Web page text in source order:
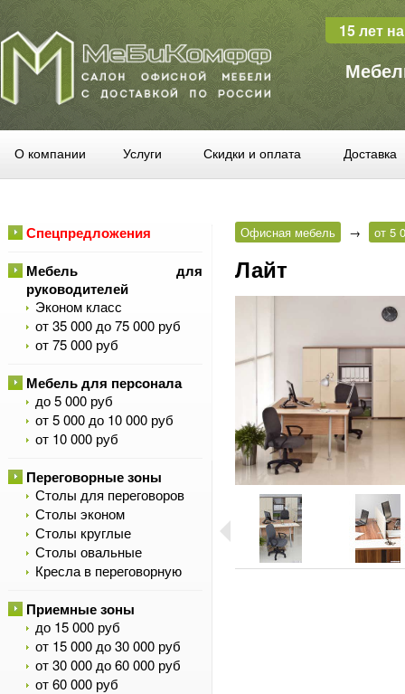
15 лет
О компании Услуги Скидки и оплата Доставка
Спецпредложения
Мебель для
руководителей
Эконом класс
от 35 000 до 75 000 руб
от 75 000 руб
Мебель для персонала
до 5 000 руб
от 5 000 до 10 000 руб
от 10 000 руб
Переговорные зоны
Столы для переговоров
Столы эконом
Столы круглые
Столы овальные
Кресла в переговорную
Приемные зоны
до 15 000 руб
от 15 000 до 30 000 руб
от 30 000 до 60 000 руб
от 60 000 руб
Офисная мебель → от 5
Лайт